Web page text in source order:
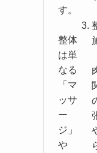
す。
整体
は単
なる
「マ
ッサ
ー
ジ」
や